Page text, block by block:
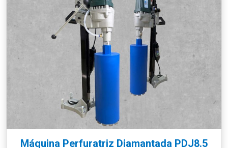
Máquina Perfuratriz Diamantada PDJ8.5